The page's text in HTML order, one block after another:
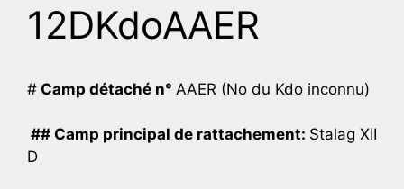
12DKdoAAER
# Camp détaché n° AAER (No du Kdo inconnu)
## Camp principal de rattachement: Stalag XII
D